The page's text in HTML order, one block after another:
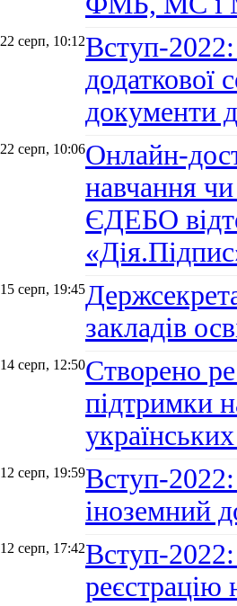
22 серп, 10:12Вступ-
додаткової
документи
22 серп, 10:06Онлайн-
навчання
ЄДЕБО
15 серп, 19:45
закладів
14 серп, 12:50Створено
підтримки
12 серп, 19:59Вступ-
іноземний
12 серп, 17:42Вступ-